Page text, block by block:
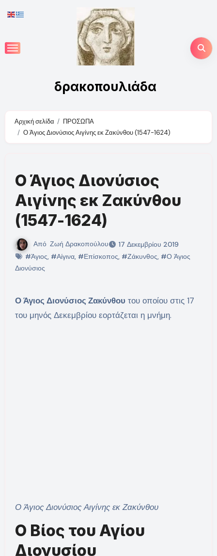
to
δρακοπουλιάδα
Αρχική σελίδα
ΠΡΟΣΩΠΑ
Ο Άγιος Διονύσιος Αιγίνης εκ Ζακύνθου (1547-1624)
Ο Άγιος Διονύσιος
Αιγίνης εκ Ζακύνθου
(1547-1624)
Από Ζωή Δρακοπούλου
17 Δεκεμβρίου 2019
#Άγιος, #Αίγινα, #Επίσκοπος, #Ζάκυνθος, #Ο Άγιος
Διονύσιος
Ο Άγιος Διονύσιος Ζακύνθουτου οποίου στις 17
του μηνός Δεκεμβρίου εορτάζεται η μνήμη.
Ο Άγιος Διονύσιος Αιγίνης εκ Ζακύνθου
Ο Βίος του Αγίου
Διονυσίου